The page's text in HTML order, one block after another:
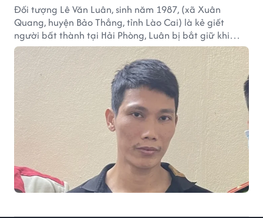
Đối tượng Lê Văn Luân, sinh năm 1987, (xã Xuân
Quang, huyện Bảo Thắng, tỉnh Lào Cai) là kẻ giết
người bất thành tại Hải Phòng, Luân bị bắt giữ khi
đang lẩn trốn tại thành phố Lào Cai.